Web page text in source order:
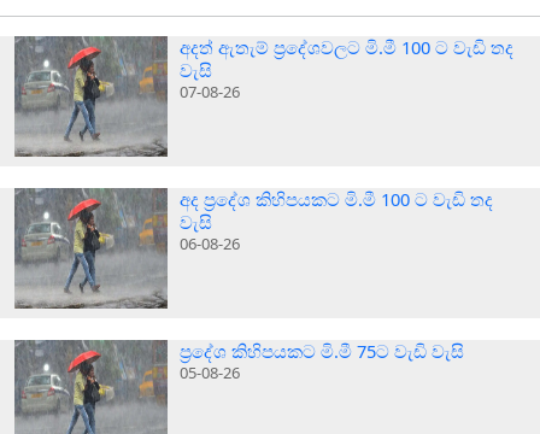
අදත් ඇතැම් ප්‍රදේශවලට මි.මී 100 ට වැඩි තද
වැසි
07-08-26
අද ප්‍රදේශ කිහිපයකට මි.මී 100 ට වැඩි තද
වැසි
06-08-26
ප්‍රදේශ කිහිපයකට මි.මී 75ට වැඩි වැසි
05-08-26